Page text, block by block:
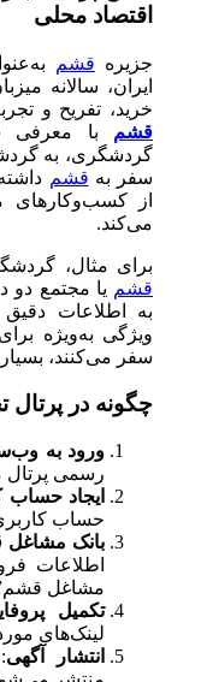
اقتصاد محلی
جزیره قشم
ایران، سالانه
خرید، تفریح و
قشم با معرفی
گردشگری، به
سفر به قشم
از کسب‌وکارهای
می‌کند.
برای مثال،
قشم یا مجتمع دو
به اطلاعات دقیق
ویژگی به‌ویژه
سفر می‌کنند،
چگونه در
ورود به
رسمی پرتال
ایجاد حساب
حساب
بانک
اطلاعات
مشاغل قشم”
تکمیل
لینک‌های
انتشار آگهی